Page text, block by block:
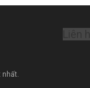
nhất.